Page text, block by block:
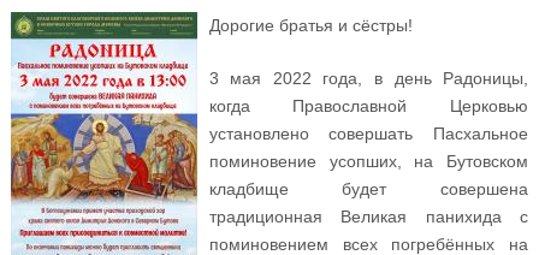
Дорогие братья и сёстры!
3 мая 2022 года, в день Радоницы,
когда Православной Церковью
установлено совершать Пасхальное
поминовение усопших, на Бутовском
кладбище будет совершена
традиционная Великая панихида с
поминовением всех погребённых на